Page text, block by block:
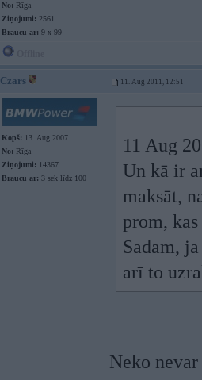
No: Rīga
Ziņojumi: 2561
Braucu ar: 9 x 99
Czars 11. Aug 2011, 12:51
Kopš: 13. Aug 2007
No: Rīga
Ziņojumi: 14367
Braucu ar: 3 sek līdz 100
11 Aug
Un kā ir
maksāt,
prom,
Sadam,
arī to
Neko